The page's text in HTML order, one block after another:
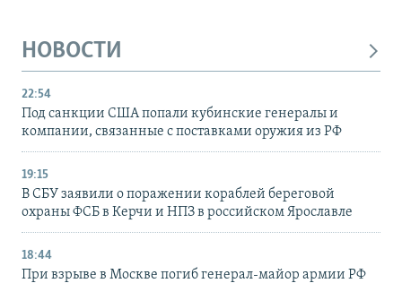
НОВОСТИ
22:54
Под санкции США попали кубинские генералы и
компании, связанные с поставками оружия из РФ
19:15
В СБУ заявили о поражении кораблей береговой
охраны ФСБ в Керчи и НПЗ в российском Ярославле
18:44
При взрыве в Москве погиб генерал-майор армии РФ